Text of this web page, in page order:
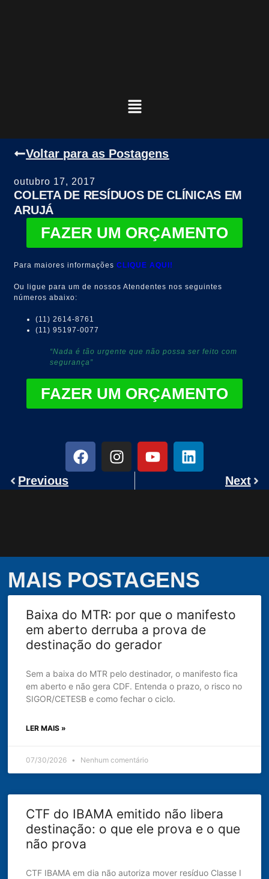
Voltar para as Postagens
outubro 17, 2017
COLETA DE RESÍDUOS DE CLÍNICAS EM
ARUJÁ
FAZER UM ORÇAMENTO
Para maiores informaçõesCLIQUE AQUI!
Ou ligue para um de nossos Atendentes nos seguintes
números abaixo:
(11) 2614-8761
(11) 95197-0077
“Nada é tão urgente que não possa ser feito com
segurança”
FAZER UM ORÇAMENTO
Previous Next
MAIS POSTAGENS
Baixa do MTR: por que o manifesto
em aberto derruba a prova de
destinação do gerador
Sem a baixa do MTR pelo destinador, o manifesto fica
em aberto e não gera CDF. Entenda o prazo, o risco no
SIGOR/CETESB e como fechar o ciclo.
LER MAIS »
07/30/2026 Nenhum comentário
CTF do IBAMA emitido não libera
destinação: o que ele prova e o que
não prova
CTF IBAMA em dia não autoriza mover resíduo Classe I